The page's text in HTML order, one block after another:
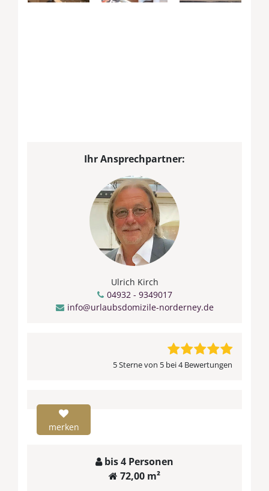
Ihr Ansprechpartner:
Ulrich Kirch
04932 - 9349017
info@urlaubsdomizile-norderney.de
5 Sterne von 5 bei 4 Bewertungen
merken
bis 4 Personen
72,00 m²